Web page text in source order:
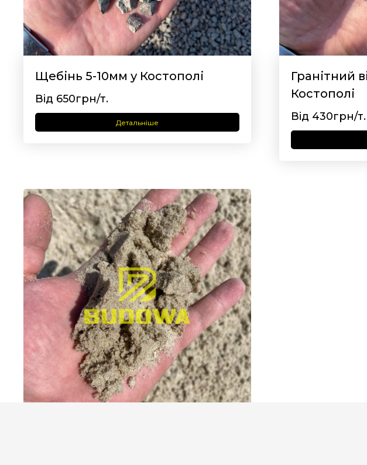
Щебінь 5-10мм у Костополі
Від 650грн/т.
Детальніше
Гранітний
Костополі
Від 430грн/т.